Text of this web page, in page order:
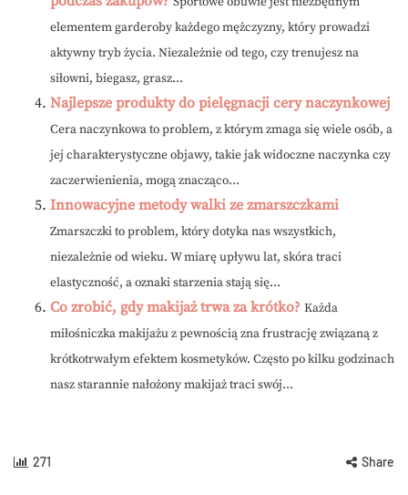
elementem garderoby każdego mężczyzny, który prowadzi
aktywny tryb życia. Niezależnie od tego, czy trenujesz na
siłowni, biegasz, grasz...
Najlepsze produkty do pielęgnacji cery naczynkowej
Cera naczynkowa to problem, z którym zmaga się wiele osób, a
jej charakterystyczne objawy, takie jak widoczne naczynka czy
zaczerwienienia, mogą znacząco...
Innowacyjne metody walki ze zmarszczkami
Zmarszczki to problem, który dotyka nas wszystkich,
niezależnie od wieku. W miarę upływu lat, skóra traci
elastyczność, a oznaki starzenia stają się...
Co zrobić, gdy makijaż trwa za krótko? Każda
miłośniczka makijażu z pewnością zna frustrację związaną z
krótkotrwałym efektem kosmetyków. Często po kilku godzinach
nasz starannie nałożony makijaż traci swój...
271 Share